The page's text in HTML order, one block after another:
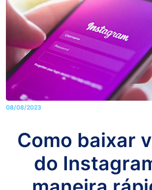
08/08/2023
Como baixar
do